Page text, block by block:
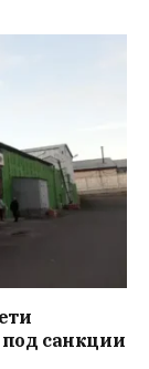
под санкции